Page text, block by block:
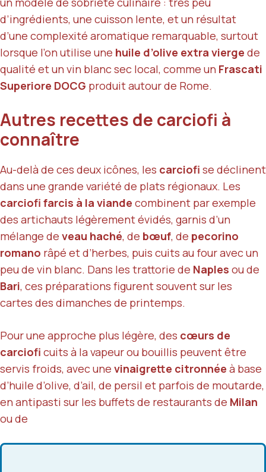
d’ingrédients, une cuisson lente, et un résultat
d’une complexité aromatique remarquable, surtout
lorsque l’on utilise une huile d’olive extra vierge de
qualité et un vin blanc sec local, comme un Frascati
Superiore DOCG produit autour de Rome.
Autres recettes de carciofi à
connaître
Au-delà de ces deux icônes, les carciofi se déclinent
dans une grande variété de plats régionaux. Les
carciofi farcis à la viande combinent par exemple
des artichauts légèrement évidés, garnis d’un
mélange de veau haché, de bœuf, de pecorino
romano râpé et d’herbes, puis cuits au four avec un
peu de vin blanc. Dans les trattorie de Naples ou de
Bari, ces préparations figurent souvent sur les
cartes des dimanches de printemps.
Pour une approche plus légère, des cœurs de
carciofi cuits à la vapeur ou bouillis peuvent être
servis froids, avec une vinaigrette citronnée à base
d’huile d’olive, d’ail, de persil et parfois de moutarde,
en antipasti sur les buffets de restaurants de Milan
ou de